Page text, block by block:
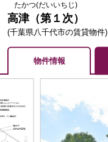
たかつ(だいいちじ)
高津（第１次）
(千葉県八千代市の賃貸物件)
物件情報